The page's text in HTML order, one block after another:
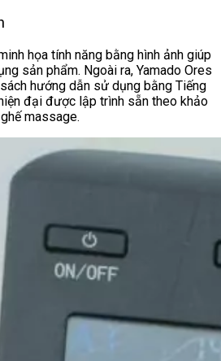
họa tính năng bằng hình ảnh giúp
sản phẩm. Ngoài ra, Yamado Ores
hướng dẫn sử dụng bằng Tiếng
đại được lập trình sẵn theo khảo
massage.